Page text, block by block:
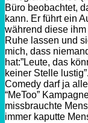
Büro beobachtet,
kann. Er führt ein
während diese
Ruhe lassen und
mich, dass
hat:”Leute, das
keiner Stelle
Comedy darf ja
“MeToo”
missbrauchte
immer kaputte